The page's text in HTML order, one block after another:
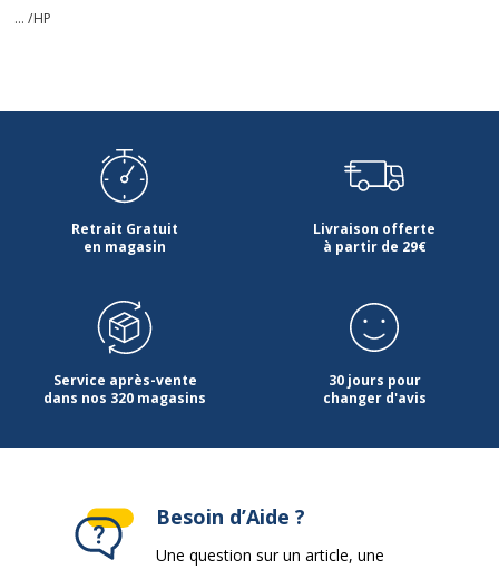
... /HP
Retrait Gratuit
en magasin
Livraison offerte
à partir de 29€
Service après-vente
dans nos 320 magasins
30 jours pour
changer d'avis
Besoin d’Aide ?
Une question sur un article, une